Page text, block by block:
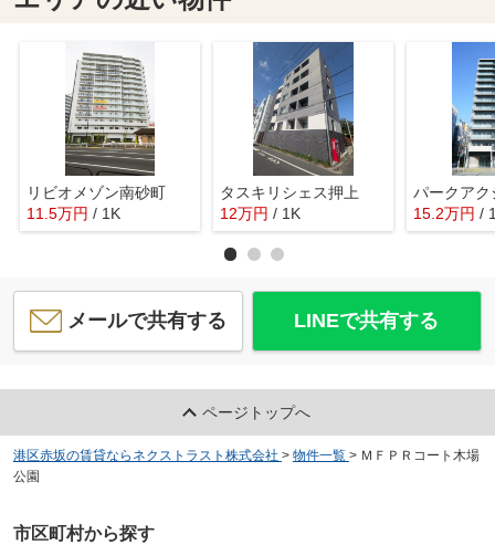
リビオメゾン南砂町
11.5万円 / 1K
タスキリシェス押上
12万円 / 1K 15.2万円 /
メールで共有する LINEで共有する
ページトップへ
港区赤坂の賃貸ならネクストラスト株式会社 > 物件一覧 > ＭＦＰＲコート木場
公園
市区町村から探す